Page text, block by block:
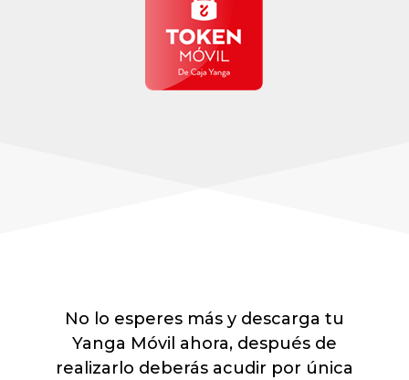
No lo esperes más y descarga tu
Yanga Móvil ahora, después de
realizarlo deberás acudir por única